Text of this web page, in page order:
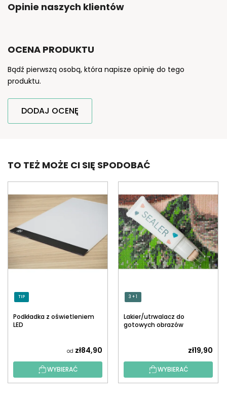
Opinie naszych klientów
OCENA PRODUKTU
Bądź pierwszą osobą, która napisze opinię do tego
produktu.
DODAJ OCENĘ
TO TEŻ MOŻE CI SIĘ SPODOBAĆ
TIP
Podkładka z oświetleniem
LED
od zł84,90
WYBIERAĆ
3 + 1
Lakier/utrwalacz do
gotowych obrazów
zł19,90
WYBIERAĆ